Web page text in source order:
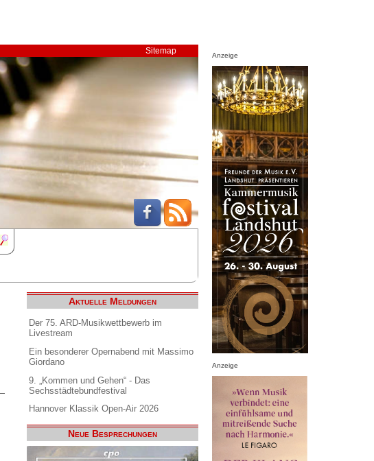
Sitemap
Aktuelle Meldungen
Der 75. ARD-Musikwettbewerb im
Livestream
Ein besonderer Opernabend mit Massimo
Giordano
9. „Kommen und Gehen“ - Das
Sechsstädtebundfestival
Hannover Klassik Open-Air 2026
Neue Besprechungen
Anzeige
Anzeige